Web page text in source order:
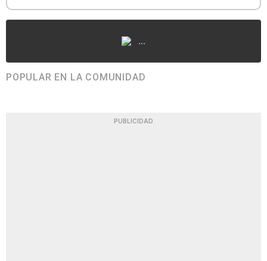
...
POPULAR EN LA COMUNIDAD
PUBLICIDAD